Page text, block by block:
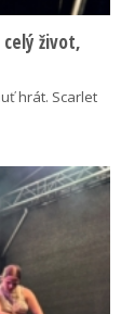
život,
hrát. Scarlet